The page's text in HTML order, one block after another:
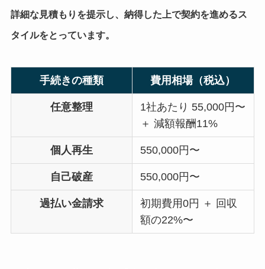
詳細な見積もりを提示し、納得した上で契約を進めるス
タイルをとっています。
手続きの種類 費用相場（税込）
任意整理
1社あたり 55,000円〜
＋ 減額報酬11%
個人再生 550,000円〜
自己破産 550,000円〜
過払い金請求
初期費用0円 ＋ 回収
額の22%〜